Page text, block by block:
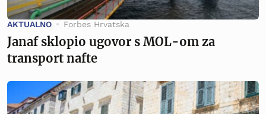
AKTUALNO Forbes Hrvatska
Janaf sklopio ugovor s MOL-om za
transport nafte